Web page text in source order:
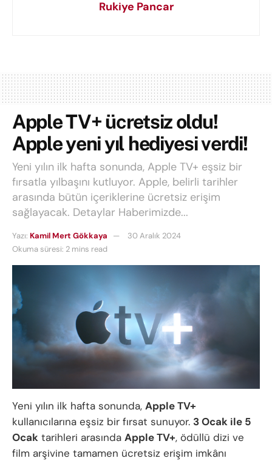
Rukiye Pancar
Apple TV+ ücretsiz oldu!
Apple yeni yıl hediyesi verdi!
Yeni yılın ilk hafta sonunda, Apple TV+ eşsiz bir
fırsatla yılbaşını kutluyor. Apple, belirli tarihler
arasında bütün içeriklerine ücretsiz erişim
sağlayacak. Detaylar Haberimizde...
Yazı: Kamil Mert Gökkaya
30 Aralık 2024
Okuma süresi: 2 mins read
Yeni yılın ilk hafta sonunda, Apple TV+
kullanıcılarına eşsiz bir fırsat sunuyor. 3 Ocak ile 5
Ocak tarihleri arasında Apple TV+, ödüllü dizi ve
film arşivine tamamen ücretsiz erişim imkânı